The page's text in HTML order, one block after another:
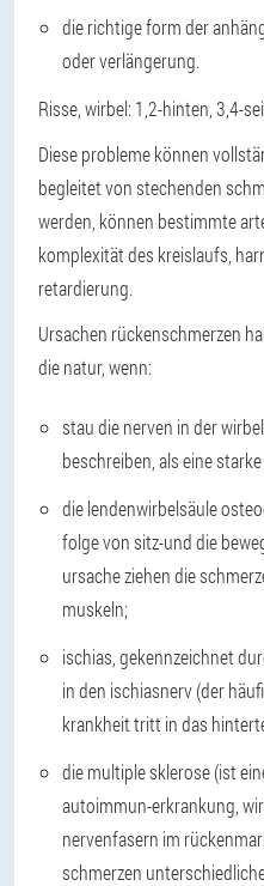
die richtige form der
oder verlängerung.
Risse, wirbel: 1,2-hinten, 3,4-
Diese probleme können
begleitet von stechenden
werden, können bestimmte
komplexität des kreislaufs,
retardierung.
Ursachen rückenschmerzen
die natur, wenn:
stau die nerven in der
beschreiben, als eine
die lendenwirbelsäule
folge von sitz-und die
ursache ziehen die
muskeln;
ischias, gekennzeichnet
in den ischiasnerv (der
krankheit tritt in das
die multiple sklerose (ist
autoimmun-erkrankung,
nervenfasern im
schmerzen